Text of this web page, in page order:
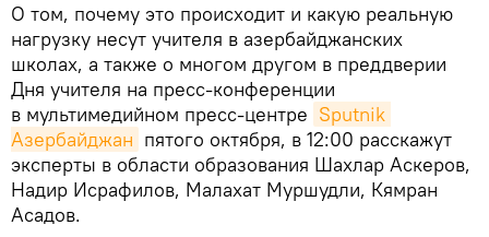
О том, почему это происходит и какую реальную
нагрузку несут учителя в азербайджанских
школах, а также о многом другом в преддверии
Дня учителя на пресс-конференции
в мультимедийном пресс-центре Sputnik
Азербайджан пятого октября, в 12:00 расскажут
эксперты в области образования Шахлар Аскеров,
Надир Исрафилов, Малахат Муршудли, Кямран
Асадов.